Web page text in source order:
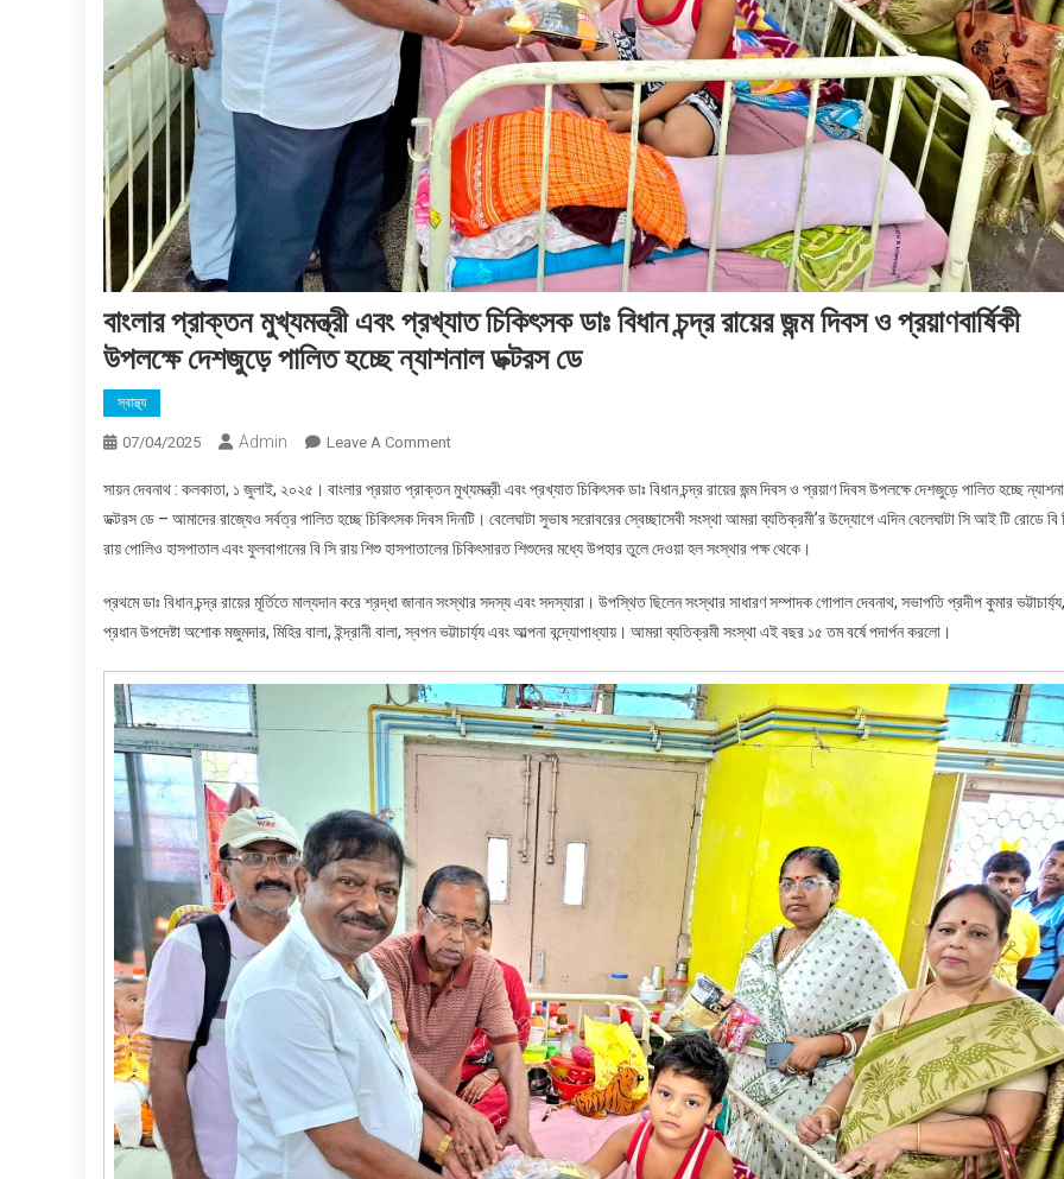
বাংলার প্রাক্তন মুখ্যমন্ত্রী এবং প্রখ্যাত চিকিৎসক ডাঃ বিধান চন্দ্র রায়ের জন্ম দিবস ও প্রয়াণবার্ষিকী
উপলক্ষে দেশজুড়ে পালিত হচ্ছে ন্যাশনাল ডক্টরস ডে
স্বাস্থ্য
07/04/2025 Admin Leave A CommentOn
প্রাক্তন
মুখ্যমন্ত্রী
এবং
চিকিৎসক
ডাঃ
চন্দ্র
রায়ের
জন্ম
দেশজুড়ে
পালিত
হচ্ছে
ন্যাশনাল
ডক্টরস
ডে
সায়ন দেবনাথ : কলকাতা, ১ জুলাই, ২০২৫। বাংলার প্রয়াত প্রাক্তন মুখ্যমন্ত্রী এবং প্রখ্যাত চিকিৎসক ডাঃ বিধান চন্দ্র রায়ের জন্ম দিবস ও প্রয়াণ দিবস উপলক্ষে দেশজুড়ে পালিত হচ্ছে
ডক্টরস ডে – আমাদের রাজ্যেও সর্বত্র পালিত হচ্ছে চিকিৎসক দিবস দিনটি। বেলেঘাটা সুভাষ সরোবরের স্বেচ্ছাসেবী সংস্থা আমরা ব্যতিক্রমী’র উদ্যোগে এদিন বেলেঘাটা সি আই টি রোডে বি
রায় পোলিও হাসপাতাল এবং ফুলবাগানের বি সি রায় শিশু হাসপাতালের চিকিৎসারত শিশুদের মধ্যে উপহার তুলে দেওয়া হল সংস্থার পক্ষ থেকে।
প্রথমে ডাঃ বিধান চন্দ্র রায়ের মূর্তিতে মাল্যদান করে শ্রদ্ধা জানান সংস্থার সদস্য এবং সদস্যারা। উপস্থিত ছিলেন সংস্থার সাধারণ সম্পাদক গোপাল দেবনাথ, সভাপতি প্রদীপ কুমার ভট্টাচার্য্য,
প্রধান উপদেষ্টা অশোক মজুমদার, মিহির বালা, ইন্দ্রানী বালা, স্বপন ভট্টাচার্য্য এবং আল্পনা বন্দ্যোপাধ্যায়। আমরা ব্যতিক্রমী সংস্থা এই বছর ১৫ তম বর্ষে পদার্পন করলো।